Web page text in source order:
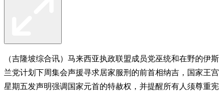
（吉隆坡综合讯）马来西亚执政联盟成员党巫统和在野的伊斯
兰党计划下周集会声援寻求居家服刑的前首相纳吉，国家王宫
星期五发声明强调国家元首的特赦权，并提醒所有人须尊重宪